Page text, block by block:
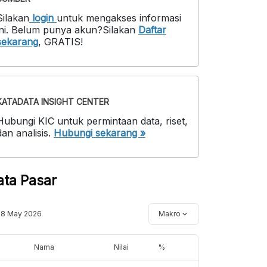
login untuk mengakses informasi
. Belum punya akun?Silakan Daftar
, GRATIS!
INSIGHT CENTER
KIC untuk permintaan data, riset,
analisis. Hubungi sekarang »
Pasar
May 2026 Makro
Nama Nilai %